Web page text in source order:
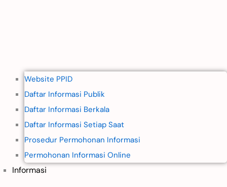
Website PPID
Daftar Informasi Publik
Daftar Informasi Berkala
Daftar Informasi Setiap Saat
Prosedur Permohonan Informasi
Permohonan Informasi Online
Informasi